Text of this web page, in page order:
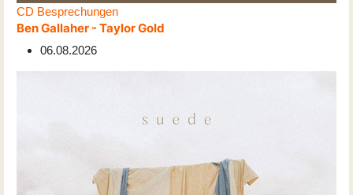
CD Besprechungen
Ben Gallaher - Taylor Gold
06.08.2026